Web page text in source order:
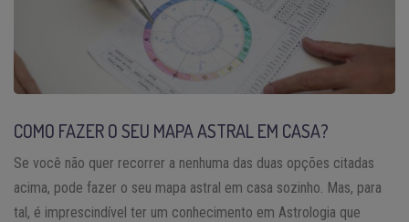
COMO FAZER O SEU MAPA ASTRAL EM CASA?
Se você não quer recorrer a nenhuma das duas opções citadas
acima, pode fazer o seu mapa astral em casa sozinho. Mas, para
tal, é imprescindível ter um conhecimento em Astrologia que